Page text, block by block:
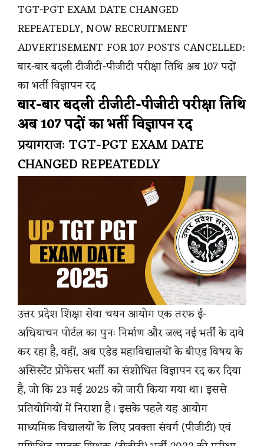
TGT-PGT EXAM DATE CHANGED
REPEATEDLY, NOW RECRUITMENT
ADVERTISEMENT FOR 107 POSTS CANCELLED:
बार-बार बदली टीजीटी-पीजीटी परीक्षा तिथि अब 107 पदों
का भर्ती विज्ञापन रद
बार-बार बदली टीजीटी-पीजीटी परीक्षा तिथि
अब 107 पदों का भर्ती विज्ञापन रद
प्रयागराजः TGT-PGT EXAM DATE
CHANGED REPEATEDLY
उत्तर प्रदेश शिक्षा सेवा चयन आयोग एक तरफ ई-
अधियाचन पोर्टल का पुनः निर्माण और जल्द नई भर्ती के दावे
कर रहा है, वहीं, अब एडेड महाविद्यालयों के बीएड विषय के
असिस्टेंट प्रोफेसर भर्ती का संशोधित विज्ञापन रद कर दिया
है, जो कि 23 मई 2025 को जारी किया गया था। इससे
प्रतियोगियों में निराशा है। इसके पहले यह आयोग
माध्यमिक विद्यालयों के लिए प्रवक्ता संवर्ग (पीजीटी) एवं